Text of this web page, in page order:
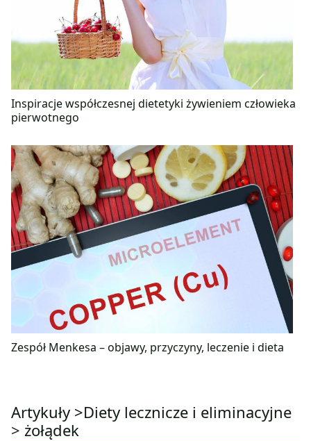
Inspiracje współczesnej dietetyki żywieniem człowieka
pierwotnego
Zespół Menkesa – objawy, przyczyny, leczenie i dieta
Artykuły >Diety lecznicze i eliminacyjne
> żołądek